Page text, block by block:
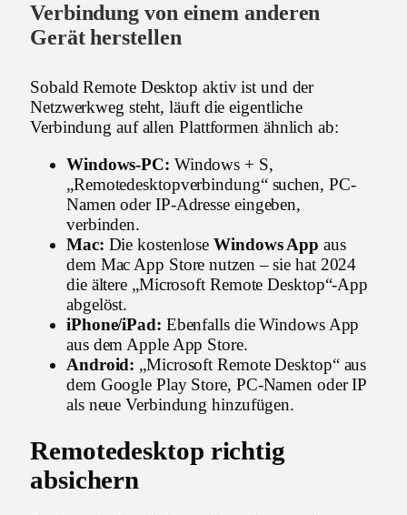
Verbindung von einem anderen
Gerät herstellen
Sobald Remote Desktop aktiv ist und der
Netzwerkweg steht, läuft die eigentliche
Verbindung auf allen Plattformen ähnlich ab:
Windows-PC: Windows + S,
„Remotedesktopverbindung“ suchen, PC-
Namen oder IP-Adresse eingeben,
verbinden.
Mac: Die kostenloseWindows App aus
dem Mac App Store nutzen – sie hat 2024
die ältere „Microsoft Remote Desktop“-App
abgelöst.
iPhone/iPad: Ebenfalls die Windows App
aus dem Apple App Store.
Android: „Microsoft Remote Desktop“ aus
dem Google Play Store, PC-Namen oder IP
als neue Verbindung hinzufügen.
Remotedesktop richtig
absichern